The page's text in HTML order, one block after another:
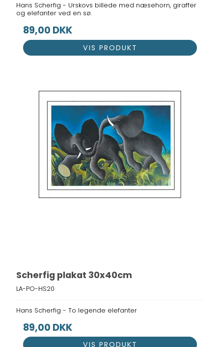
Hans Scherfig - Urskovs billede med næsehorn, giraffer
og elefanter ved en sø.
89,00 DKK
VIS PRODUKT
Scherfig plakat 30x40cm
LA-PO-HS20
Hans Scherfig - To legende elefanter
89,00 DKK
VIS PRODUKT